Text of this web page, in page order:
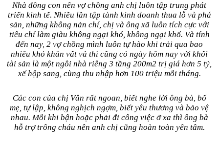
Nhà đông con nên vợ chồng anh chị luôn tập trung phát
triển kinh tế. Nhiều lần tập tành kinh doanh thua lỗ và phá
sản, những không nản chí, chị và ông xã luôn tích cực với
tiêu chí làm giàu không ngại khó, không ngại khổ. Và tính
đến nay, 2 vợ chồng mình luôn tự hào khi trải qua bao
nhiêu khó khăn vất vả thì cũng có ngày hôm nay với khối
tài sản là một ngôi nhà riêng 3 tầng 200m2 trị giá hơn 5 tỷ,
xế hộp sang, cùng thu nhập hơn 100 triệu mỗi tháng.
Các con của chị Vân rất ngoan, biết nghe lời ông bà, bố
mẹ, tự lập, không nghịch ngợm, biết yêu thương và bảo vệ
nhau. Mỗi khi bận hoặc phải đi công việc ở xa thì ông bà
hỗ trợ trông cháu nên anh chị cũng hoàn toàn yên tâm.